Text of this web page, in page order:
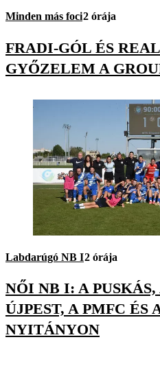
Minden más foci2 órája
FRADI-GÓL ÉS
GYŐZELEM A
Labdarúgó NB I2 órája
NŐI NB I: A
ÚJPEST, A PMFC ÉS
NYITÁNYON